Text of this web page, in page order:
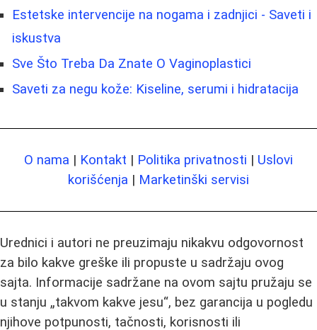
Estetske intervencije na nogama i zadnjici - Saveti i
iskustva
Sve Što Treba Da Znate O Vaginoplastici
Saveti za negu kože: Kiseline, serumi i hidratacija
O nama | Kontakt | Politika privatnosti | Uslovi
korišćenja | Marketinški servisi
Urednici i autori ne preuzimaju nikakvu odgovornost
za bilo kakve greške ili propuste u sadržaju ovog
sajta. Informacije sadržane na ovom sajtu pružaju se
u stanju „takvom kakve jesu“, bez garancija u pogledu
njihove potpunosti, tačnosti, korisnosti ili